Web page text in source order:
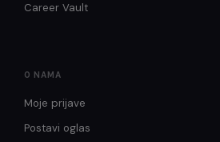
Career Vault
O NAMA
Moje prijave
Postavi oglas